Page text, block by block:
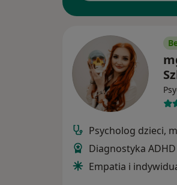
Psycholog dzieci,
Diagnostyka ADHD
Empatia i